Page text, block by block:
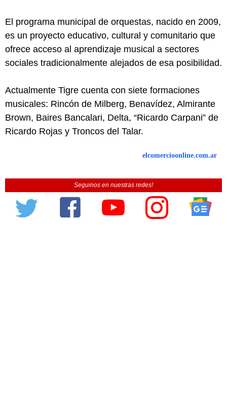
El programa municipal de orquestas, nacido en 2009,
es un proyecto educativo, cultural y comunitario que
ofrece acceso al aprendizaje musical a sectores
sociales tradicionalmente alejados de esa posibilidad.
Actualmente Tigre cuenta con siete formaciones
musicales: Rincón de Milberg, Benavídez, Almirante
Brown, Baires Bancalari, Delta, “Ricardo Carpani” de
Ricardo Rojas y Troncos del Talar.
elcomercioonline.com.ar
Seguinos en nuestras redes!